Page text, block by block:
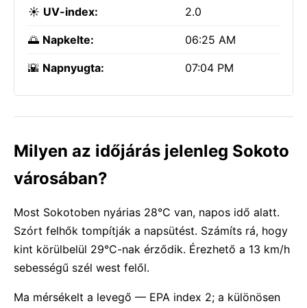
☀️ UV-index: 2.0
🌅 Napkelte: 06:25 AM
🌇 Napnyugta: 07:04 PM
Milyen az időjárás jelenleg Sokoto
városában?
Most Sokotoben nyárias 28°C van, napos idő alatt.
Szórt felhők tompítják a napsütést. Számíts rá, hogy
kint körülbelül 29°C-nak érződik. Érezhető a 13 km/h
sebességű szél west felől.
Ma mérsékelt a levegő — EPA index 2; a különösen